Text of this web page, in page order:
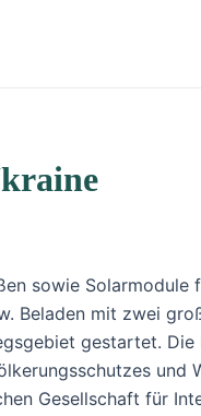
sowie
Beladen mit zwei
gestartet.
und
Gesellschaft für